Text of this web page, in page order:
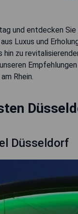
und entdecken
Luxus und
zu
Rhein.
Düsseldorf